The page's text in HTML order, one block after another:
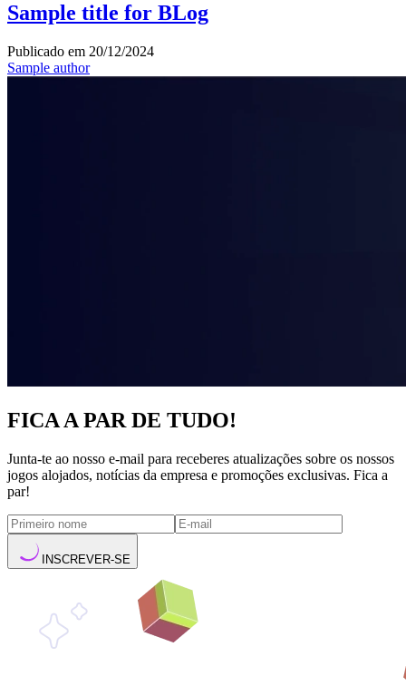
Sample title for BLog
Publicado em 20/12/2024
Sample author
FICA A PAR DE TUDO!
Junta-te ao nosso e-mail para receberes atualizações sobre os nossos
jogos alojados, notícias da empresa e promoções exclusivas. Fica a
par!
INSCREVER-SE